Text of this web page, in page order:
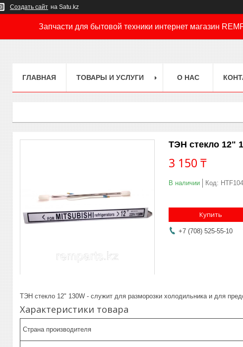
Создать сайт на Satu.kz
Запчасти для бытовой техники интернет магазин
ГЛАВНАЯ ТОВАРЫ И УСЛУГИ О НАС
ТЭН стекло 12"
3 150 ₸
В наличии Код:
Купить
+7 (708) 525-55-10
ТЭН стекло 12" 130W - служит для разморозки холодильника и для
Характеристики товара
Страна производителя